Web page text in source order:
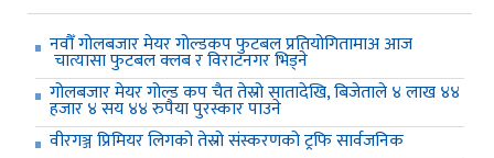
नवौँ गोलबजार मेयर गोल्डकप फुटबल प्रतियोगितामाअ आज
चात्यासा फुटबल क्लब र विराटनगर भिड्ने
गोलबजार मेयर गोल्ड कप चैत तेस्रो सातादेखि, बिजेताले ४ लाख ४४
हजार ४ सय ४४ रुपैया पुरस्कार पाउने
वीरगञ्ज प्रिमियर लिगको तेस्रो संस्करणको ट्रफि सार्वजनिक